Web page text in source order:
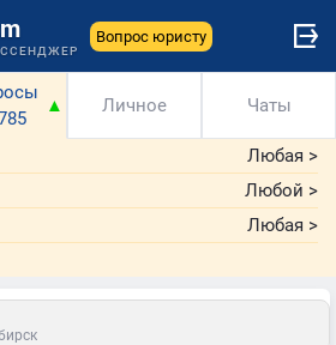
Вопрос юристу
▲ Личное Чаты
Любая >
Любой >
Любая >